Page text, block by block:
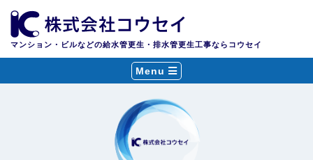
マンション・ビルなどの給水管更生・排水管更生工事ならコウセイ
Menu